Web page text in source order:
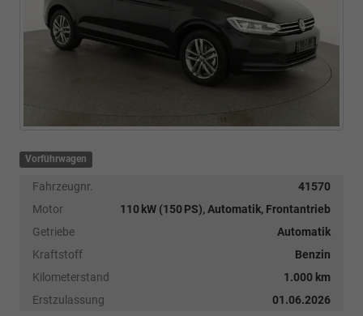
Vorführwagen
Fahrzeugnr.
41570
Motor
110 kW (150 PS), Automatik, Frontantrieb
Getriebe
Automatik
Kraftstoff
Benzin
Kilometerstand
1.000 km
Erstzulassung
01.06.2026